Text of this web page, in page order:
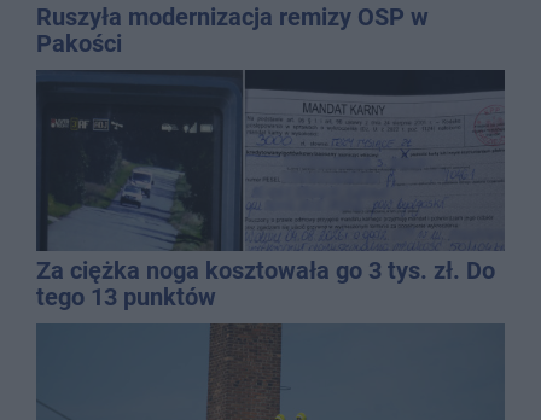
Ruszyła modernizacja remizy OSP w
Pakości
Za ciężka noga kosztowała go 3 tys. zł. Do
tego 13 punktów